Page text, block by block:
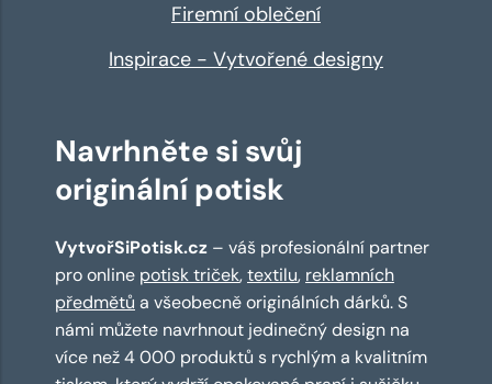
Firemní oblečení
Inspirace - Vytvořené designy
Navrhněte si svůj
originální potisk
VytvořSiPotisk.cz – váš profesionální partner
pro online potisk triček,textilu, reklamních
předmětů a všeobecně originálních dárků. S
námi můžete navrhnout jedinečný design na
více než 4 000 produktů s rychlým a kvalitním